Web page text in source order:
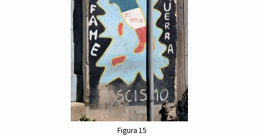
Figura 15